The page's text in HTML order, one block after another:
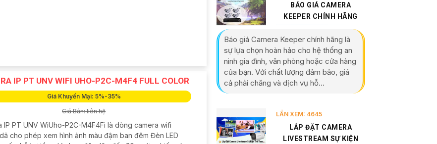
IP PT UNV WIFI UHO-P2C-M4F4 FULL COLOR
Giá Khuyến Mại: 5%-35%
Giá Bán: liên hệ
IP PT UNV WiUho-P2C-M4F4Fi là dòng camera wifi
cho phép xem hình ảnh màu đậm ban đêm Đèn LED
BÁO GIÁ CAMERA
KEEPER CHÍNH HÃNG
Báo giá Camera Keeper chính hãng là
sự lựa chọn hoàn hảo cho hệ thống an
ninh gia đình, văn phòng hoặc cửa hàng
của bạn. Với chất lượng đảm bảo, giá
cả phải chăng và dịch vụ hỗ...
LẦN XEM: 4645
LẮP ĐẶT CAMERA
LIVESTREAM SỰ KIỆN